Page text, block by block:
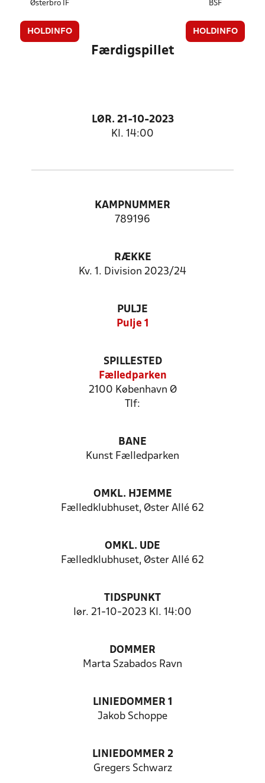
Østerbro IF
HOLDINFO
BSF
HOLDINFO
Færdigspillet
LØR. 21-10-2023
Kl. 14:00
KAMPNUMMER
789196
RÆKKE
Kv. 1. Division 2023/24
PULJE
Pulje 1
SPILLESTED
Fælledparken
2100 København Ø
Tlf:
BANE
Kunst Fælledparken
OMKL. HJEMME
Fælledklubhuset, Øster Allé 62
OMKL. UDE
Fælledklubhuset, Øster Allé 62
TIDSPUNKT
lør. 21-10-2023 Kl. 14:00
DOMMER
Marta Szabados Ravn
LINIEDOMMER 1
Jakob Schoppe
LINIEDOMMER 2
Gregers Schwarz